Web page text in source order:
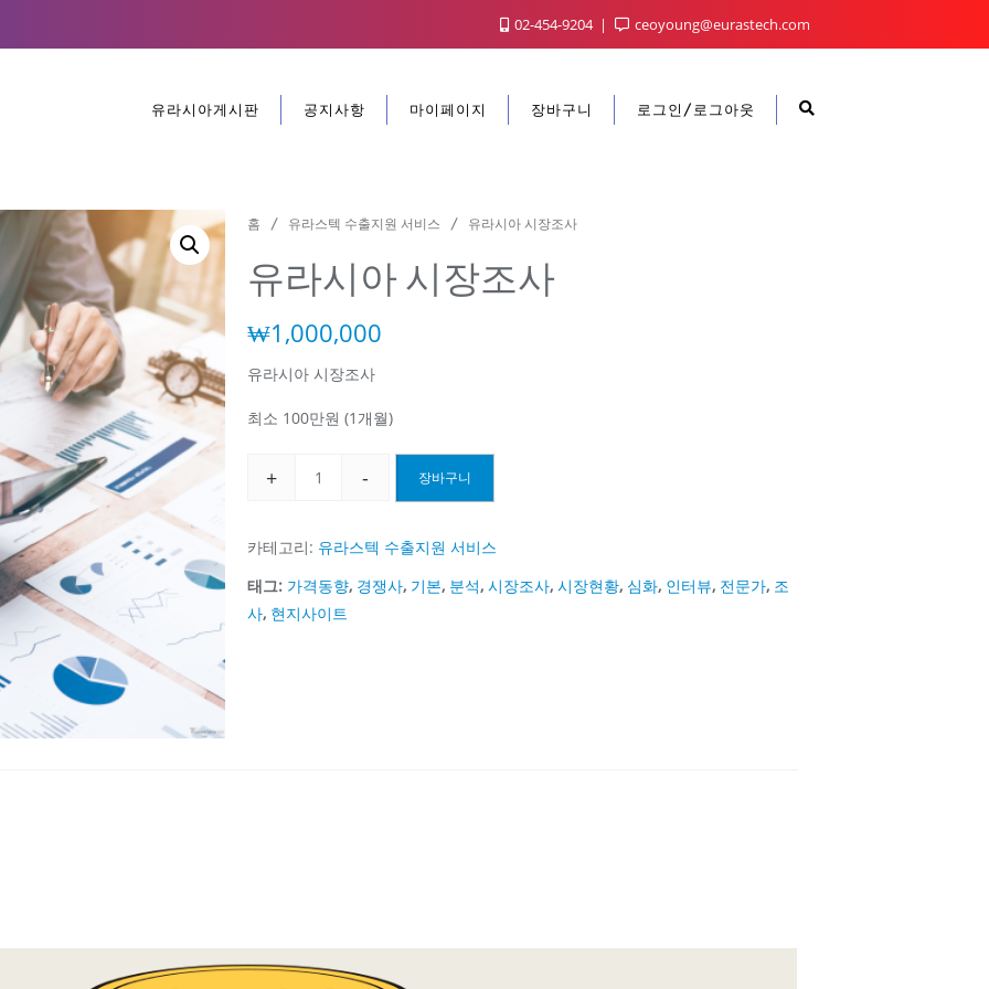
02-454-9204 ceoyoung@eurastech.com
유라시아게시판 공지사항 마이페이지 장바구니 로그인/로그아웃
홈 / 유라스텍 수출지원 서비스 / 유라시아 시장조사
유라시아 시장조사
₩1,000,000
유라시아 시장조사
최소 100만원 (1개월)
+
시
시
장
- 장바구니
카테고리: 유라스텍 수출지원 서비스
태그: 가격동향, 경쟁사, 기본, 분석, 시장조사, 시장현황, 심화, 인터뷰, 전문가, 조
사, 현지사이트